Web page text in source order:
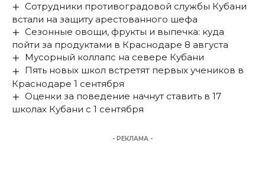
Сотрудники противоградовой службы Кубани
встали на защиту арестованного шефа
Сезонные овощи, фрукты и выпечка: куда
пойти за продуктами в Краснодаре 8 августа
Мусорный коллапс на севере Кубани
Пять новых школ встретят первых учеников в
Краснодаре 1 сентября
Оценки за поведение начнут ставить в 17
школах Кубани с 1 сентября
- РЕКЛАМА -